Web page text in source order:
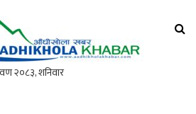
पत्रिका